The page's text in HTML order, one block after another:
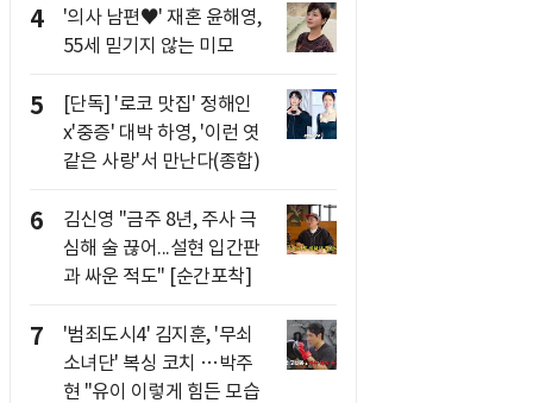
4
'의사 남편♥' 재혼 윤해영,
55세 믿기지 않는 미모
5
[단독] '로코 맛집' 정해인
x'중증' 대박 하영, '이런 엿
같은 사랑'서 만난다(종합)
6
김신영 "금주 8년, 주사 극
심해 술 끊어...설현 입간판
과 싸운 적도" [순간포착]
7
'범죄도시4' 김지훈, '무쇠
소녀단' 복싱 코치 …박주
현 "유이 이렇게 힘든 모습